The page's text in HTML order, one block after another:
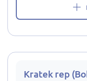
Kratek rep